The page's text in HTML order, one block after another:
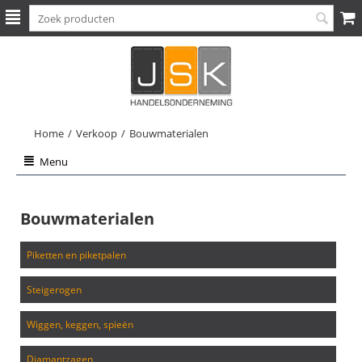
Home / Verkoop / Bouwmaterialen
Menu
Bouwmaterialen
piketten en piketpalen
steigerogen
wiggen, keggen, spieën
diamantzagen